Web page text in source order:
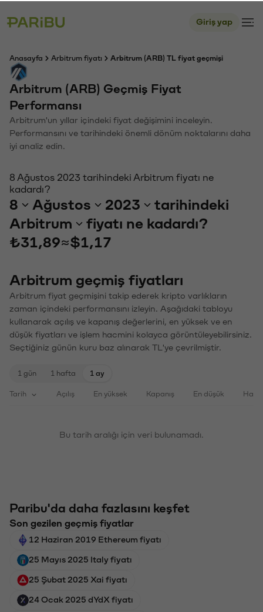
Giriş yap
Anasayfa Arbitrum fiyatı Arbitrum (ARB) TL fiyat geçmişi
Arbitrum (ARB) Geçmiş Fiyat
Performansı
Arbitrum'un yıllar içindeki fiyat değişimini inceleyin.
Performansını ve tarihindeki önemli dönüm noktalarını daha
iyi analiz edin.
8 Ağustos 2023 tarihindeki Arbitrum fiyatı ne
kadardı?
8 Ağustos 2023
tarihindeki
Arbitrum
fiyatı ne kadardı?
₺31,89≈$1,17
Arbitrum geçmiş fiyatları
Arbitrum fiyat geçmişini takip ederek kripto varlıkların
zaman içindeki performansını izleyin. Aşağıdaki tabloyu
kullanarak açılış ve kapanış değerlerini, en yüksek ve en
düşük fiyatları ve işlem hacmini kolayca görüntüleyebilirsiniz.
Seçtiğiniz günün kuru baz alınarak TL'ye çevrilmiştir.
1 gün 1 hafta 1 ay
Tarih Açılış En yüksek Kapanış En düşük
Bu tarih aralığı için veri bulunamadı.
Paribu'da daha fazlasını keşfet
Son gezilen geçmiş fiyatlar
12 Haziran 2019 Ethereum fiyatı
25 Mayıs 2025 Italy fiyatı
25 Şubat 2025 Xai fiyatı
24 Ocak 2025 dYdX fiyatı